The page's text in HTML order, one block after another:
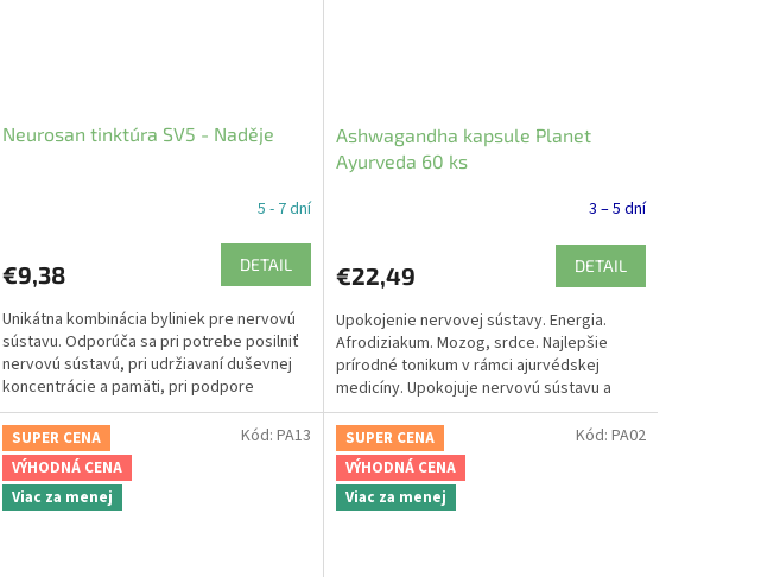
Neurosan tinktúra SV5 - Naděje
5 - 7 dní
€9,38 DETAIL
Unikátna kombinácia byliniek pre nervovú
sústavu. Odporúča sa pri potrebe posilniť
nervovú sústavú, pri udržiavaní duševnej
koncentrácie a pamäti, pri podpore
periférnej...
Ashwagandha kapsule Planet
Ayurveda 60 ks
3 – 5 dní
€22,49 DETAIL
Upokojenie nervovej sústavy. Energia.
Afrodiziakum. Mozog, srdce. Najlepšie
prírodné tonikum v rámci ajurvédskej
medicíny. Upokojuje nervovú sústavu a
vracia energiu.
SUPER CENA
VÝHODNÁ CENA
Viac za menej
Kód: PA13
SUPER CENA
VÝHODNÁ CENA
Viac za menej
Kód: PA02